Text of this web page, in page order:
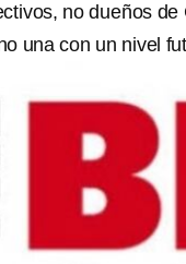
no dueños
una con un nivel